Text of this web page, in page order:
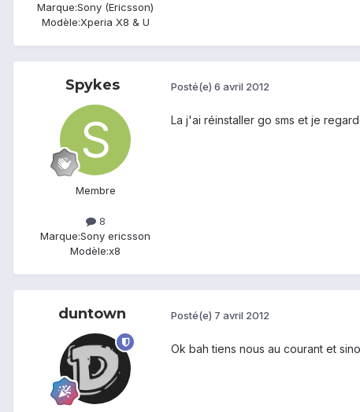
Marque:Sony (Ericsson)
Modèle:Xperia X8 & U
Spykes
Membre
8
Marque:Sony ericsson
Modèle:x8
Posté(e) 6 avril 2012
La j'ai réinstaller go sms et je
duntown Posté(e) 7 avril 2012
Ok bah tiens nous au courant et